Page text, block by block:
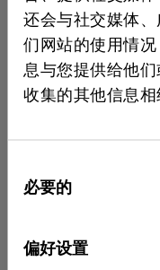
还会与社交媒体
们网站的使用情
息与您提供给他
收集的其他信息相
必要的
偏好设置
机器视觉软件
主开发的软件中，
通过使用斑点（
及由此产生的高对
（即斑点）。其核
（ROI，感兴趣区
除，或在确认无异
I/O 系统，检测结